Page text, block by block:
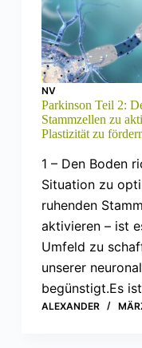
NV
Parkinson Teil 2:
Stammzellen zu
Plastizität zu
1 – Den Boden
Situation zu
ruhenden
aktivieren – ist
Umfeld zu
unserer
begünstigt.Es
ALEXANDER